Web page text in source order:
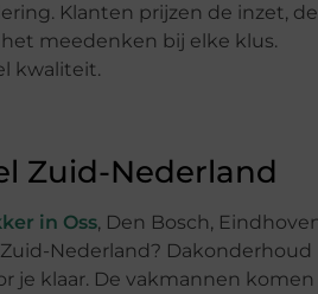
Klanten prijzen de inzet, de
meedenken bij elke klus.
kwaliteit.
Zuid-Nederland
in Oss, Den Bosch,
Nederland? Dakonderhoud
je klaar. De vakmannen komen